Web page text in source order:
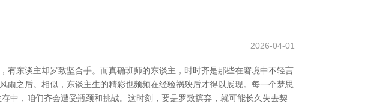
2026-04-01
东谈主却罗致坚合手。而真确班师的东谈主，时时齐是那些在窘境中不轻言
雨之后。相似，东谈主生的精彩也频频在经验祸殃后才得以展现。每一个梦思
中，咱们齐会遭受瓶颈和挑战。这时刻，要是罗致摈弃，就可能长久失去契